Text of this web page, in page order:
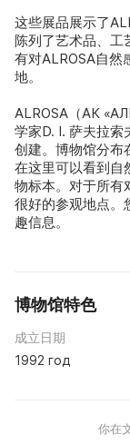
这些展品展示了
陈列了艺术品、工
有对ALROSA自然
地。
ALROSA（АК
学家D. I. 萨夫拉索
创建。博物馆分布
在这里可以看到自
物标本。对于所有
很好的参观地点。
趣信息。
博物馆特色
成立日期
1992 год
你在